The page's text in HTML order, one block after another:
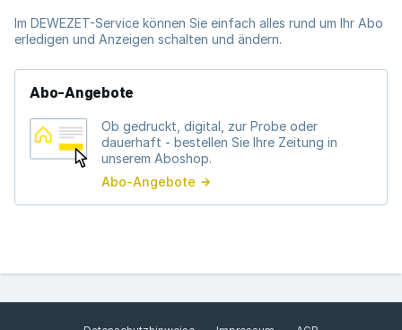
Im DEWEZET-Service können Sie einfach alles rund um Ihr Abo
erledigen und Anzeigen schalten und ändern.
Abo-Angebote
Ob gedruckt, digital, zur Probe oder
dauerhaft - bestellen Sie Ihre Zeitung in
unserem Aboshop.
Abo-Angebote